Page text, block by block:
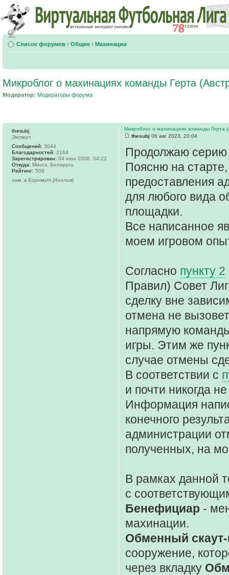
Список форумов ‹ Общие ‹ Махинации
Микроблог о махинациях команды Герта
Модератор: Модераторы форума
Микроблог о махинациях команды Герта
thesubj 06 авг 2023, 20:04
Продолжаю серию
Поясню на
предоставления
для любого вида
площадки.
Все написанное
моем игровом
Согласно пункту 2
Правил) Совет
сделку вне
отмена не
напрямую
игры. Этим же
случае отмены
В соответствии с
и почти никогда
Информация
конечного
администрации
полученных, на
В рамках данной
с
Бенефициар -
махинации.
Обменный скаут-
сооружение,
через вкладку
thesubj
Эксперт
Сообщений: 3044
Благодарностей: 2164
Зарегистрирован: 04 июн 2006, 04:22
Откуда: Минск, Беларусь
Рейтинг: 508
зам. в Борнмут (Англия)